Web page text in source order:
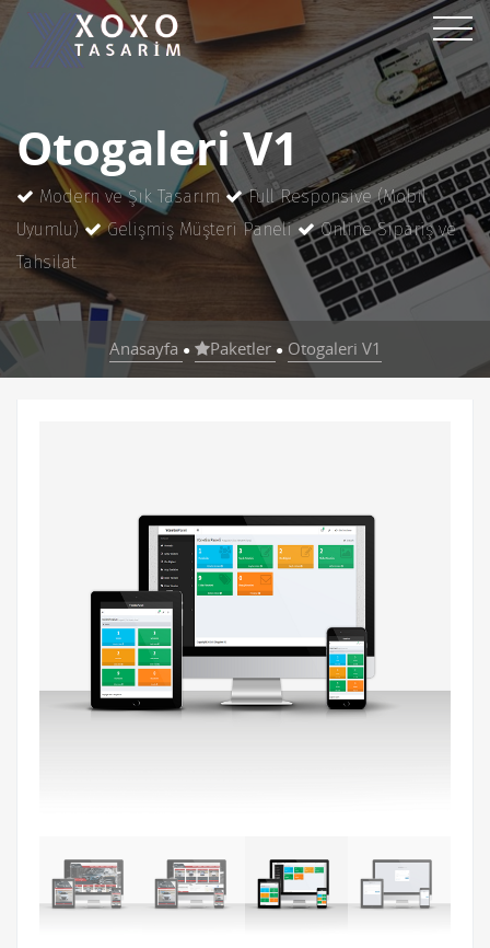
Otogaleri V1
Modern ve Şık Tasarım
Full Responsive (Mobil
Uyumlu)
Gelişmiş Müşteri Paneli
Online Sipariş ve
Tahsilat
Anasayfa ● Paketler ● Otogaleri V1